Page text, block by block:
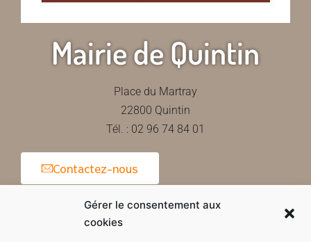
Gérer le consentement aux
cookies
Mairie de Quintin
Place du Martray
22800 Quintin
Tél. : 02 96 74 84 01
Contactez-nous